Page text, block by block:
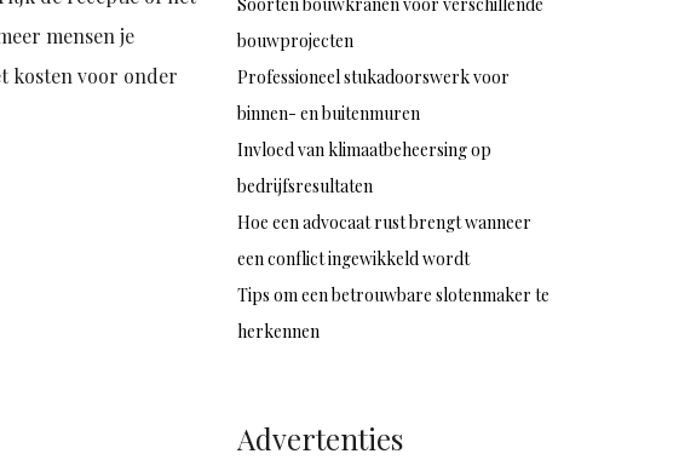
mensen je
kosten voor onder
bouwprojecten
Professioneel stukadoorswerk voor
binnen- en buitenmuren
Invloed van klimaatbeheersing op
bedrijfsresultaten
Hoe een advocaat rust brengt wanneer
een conflict ingewikkeld wordt
Tips om een betrouwbare slotenmaker te
herkennen
Advertenties